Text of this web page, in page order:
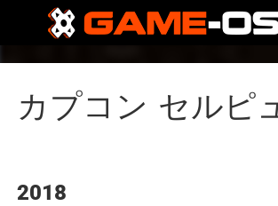
カプコン セルピ
2018